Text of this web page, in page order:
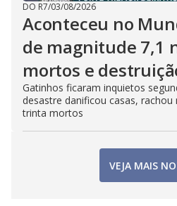
DO R7/03/08/2026
Aconteceu no
de magnitude 7,1
mortos e
Gatinhos ficaram inquietos
desastre danificou casas, rachou
trinta mortos
VEJA MAIS